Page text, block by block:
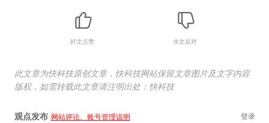
好文点赞 水文反对
此文章为快科技原创文章，快科技网站保留文章图片及文字内容
版权，如需转载此文章请注明出处：快科技
观点发布 网站评论、账号管理说明 登录